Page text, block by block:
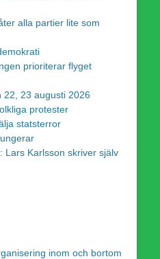
alla partier lite som
prioriterar flyget
22, 23 augusti 2026
protester
statsterror
Lars Karlsson skriver själv
inom och bortom